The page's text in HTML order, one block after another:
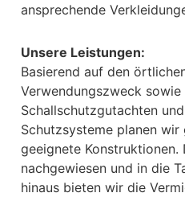
ansprechende
Unsere Leistungen:
Basierend auf den
Verwendungszweck
Schallschutzgutachten
Schutzsysteme planen wir
geeignete
nachgewiesen und in die
hinaus bieten wir die